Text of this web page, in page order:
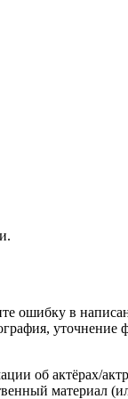
ошибку в
уточнение
об актёрах/
материал